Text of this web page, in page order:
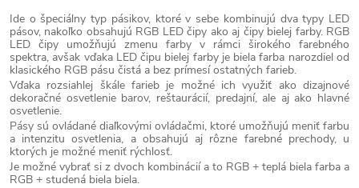
v
l
á
d
a
c
i
e
Ide o špeciálny typ pásikov, ktoré v sebe kombinujú dva typy LED
pásov, nakoľko obsahujú RGB LED čipy ako aj čipy bielej farby. RGB
LED čipy umožňujú zmenu farby v rámci širokého farebného
spektra, avšak vďaka LED čipu bielej farby je biela farba narozdiel od
klasického RGB pásu čistá a bez prímesí ostatných farieb.
Vďaka rozsiahlej škále farieb je možné ich využiť ako dizajnové
dekoračné osvetlenie barov, reštaurácií, predajní, ale aj ako hlavné
osvetlenie.
Pásy sú ovládané diaľkovými ovládačmi, ktoré umožňujú meniť farbu
a intenzitu osvetlenia, a obsahujú aj rôzne farebné prechody, u
ktorých je možné meniť rýchlosť.
Je možné vybrať si z dvoch kombinácií a to RGB + teplá biela farba a
RGB + studená biela biela.